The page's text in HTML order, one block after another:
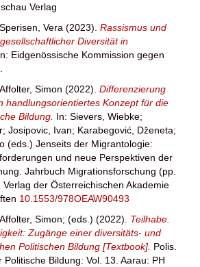
Verlag
Sperisen, Vera (2023). Rassismus und
Diversität in
Eidgenössische Kommission gegen
Affolter, Simon (2022). Differenzierung
handlungsorientiertes Konzept für die
Bildung. In: Sievers, Wiebke;
; Josipovic, Ivan; Karabegović, Dženeta;
(eds.) Jenseits der Migrantologie:
und neue Perspektiven der
Jahrbuch Migrationsforschung (pp.
der Österreichischen Akademie
10.1553/978OEAW90493
Affolter, Simon; (eds.) (2022). Teilhabe.
Zugänge einer diversitäts- und
Politischen Bildung [Textbook]. Polis.
Politische Bildung: Vol. 13. Aarau: PH